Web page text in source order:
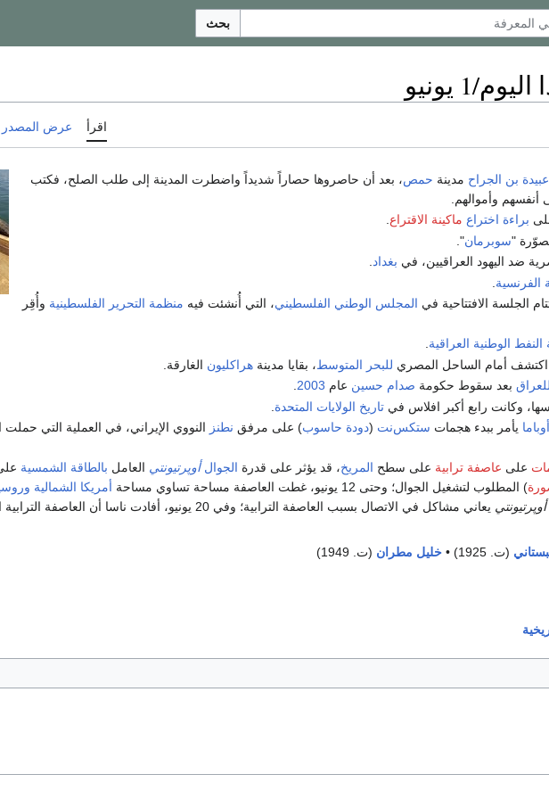
بحث
1 يونيو
اقرأ عرض المصدر
بن الجراح مدينة حمص، بعد أن حاصروها حصاراً شديداً واضطرت المدينة إلى طلب الصلح، فكتب
أنفسهم وأموالهم.
براءة اختراع ماكينة الاقتراع.
"سوبرمان".
ضد اليهود العراقيين، في بغداد.
الفرنسية
الجلسة الافتتاحية في المجلس الوطني الفلسطيني، التي أُنشئت فيه منظمة التحرير الفلسطينية وأُقِر
الوطنية العراقية.
اكتشف أمام الساحل المصري للبحر المتوسط، بقايا مدينةهراكليون الغارقة.
للعراق بعد سقوط حكومة صدام حسين عام 2003
وكانت رابع أكبر افلاس فيتاريخ الولايات المتحدة
يأمر ببدء هجمات ستكس‌نت (دودة حاسوب) على مرفق نطنز النووي الإيراني، في العملية التي
على عاصفة ترابية على سطح المريخ، قد يؤثر على قدرة الجوالأوپرتيونتي العامل بالطاقة الشمسية
) المطلوب لتشغيل الجوال؛ وحتى 12 يونيو، غطت العاصفة مساحة تساوي مساحة أمريكا الشمالية
أوپرتيونتي
يعاني مشاكل في الاتصال بسبب العاصفة الترابية؛ وفي 20 يونيو، أفادت ناسا أن
(ت. 1925) • خليل مطران (ت. 1949)